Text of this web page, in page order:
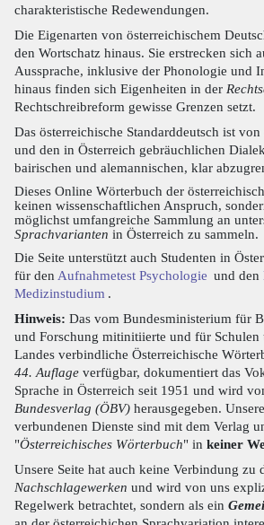
charakteristische Redewendungen.
Die Eigenarten von österreichischem
den Wortschatz hinaus. Sie erstrecken sich
Aussprache, inklusive der Phonologie und
hinaus finden sich Eigenheiten in der
Rechtschreibreform gewisse Grenzen setzt.
Das österreichische Standarddeutsch ist
und den in Österreich gebräuchlichen
bairischen und alemannischen, klar
Dieses Online Wörterbuch der
keinen wissenschaftlichen Anspruch,
möglichst umfangreiche Sammlung an
Sprachvarianten in Österreich zu sammeln.
Die Seite unterstützt auch Studenten in
für den Aufnahmetest Psychologie und den
Medizinstudium .
Hinweis: Das vom Bundesministerium für
und Forschung mitinitiierte und für Schulen
Landes verbindliche Österreichische
44. Auflage verfügbar, dokumentiert das
Sprache in Österreich seit 1951 und wird
Bundesverlag (ÖBV) herausgegeben.
verbundenen Dienste sind mit dem Verlag
"Österreichisches Wörterbuch" in keiner
Unsere Seite hat auch keine Verbindung zu
Nachschlagewerken und wird von uns
Regelwerk betrachtet, sondern als ein